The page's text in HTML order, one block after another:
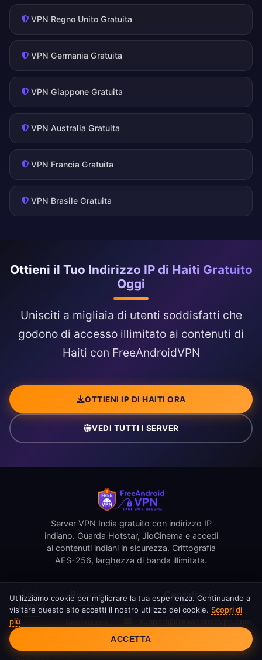
VPN Regno Unito Gratuita
VPN Germania Gratuita
VPN Giappone Gratuita
VPN Australia Gratuita
VPN Francia Gratuita
VPN Brasile Gratuita
Ottieni il Tuo Indirizzo IP di Haiti Gratuito
Oggi
Unisciti a migliaia di utenti soddisfatti che
godono di accesso illimitato ai contenuti di
Haiti con FreeAndroidVPN
OTTIENI IP DI HAITI ORA
VEDI TUTTI I SERVER
Link
Rapidi
Home
Risorse
Recensioni
Mio IP
Server VPN India gratuito con indirizzo IP
indiano. Guarda Hotstar, JioCinema e accedi
ai contenuti indiani in sicurezza. Crittografia
AES-256, larghezza di banda illimitata.
Contattaci
support@freeandroidvpn.com
www.freeandroidvpn.com
Consenso Cookie
Utilizziamo cookie per migliorare la tua esperienza. Continuando a
visitare questo sito accetti il nostro utilizzo dei cookie. Scopri di
più
ACCETTA